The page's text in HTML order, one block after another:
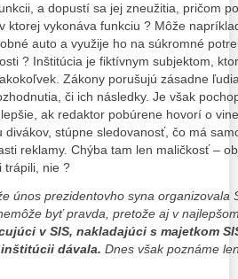
a dopustí sa jej zneužitia, pričom
ktorej vykonáva funkciu ? Môže
auto a využije ho na súkromné
? Inštitúcia je fiktívnym subjektom,
Zákony porušujú zásadne
či ich následky. Je však
ak redaktor pobúrene hovorí o
divákov, stúpne sledovanosť, čo má
reklamy. Chýba tam len maličkosť –
trápili, nie ?
únos prezidentovho syna organizovala
byť pravda, pretože aj v
v SIS, nakladajúci s majetkom
dávala. Dnes však poznáme